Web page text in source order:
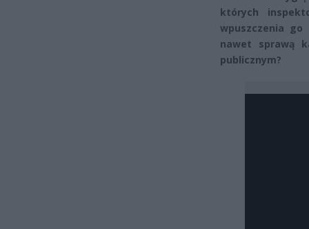
których
wpuszczenia
nawet sprawą
publicznym?